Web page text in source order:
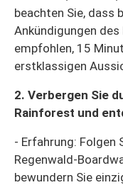
beachten Sie, dass
Ankündigungen
empfohlen, 15
erstklassigen
2. Verbergen Sie
Rainforest und
- Erfahrung: Folgen
Regenwald-
bewundern Sie